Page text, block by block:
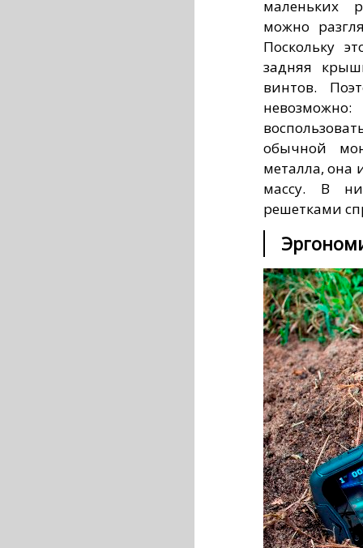
маленьких
можно
Поскольку
задняя
винтов.
обычной
металла, она
массу. В
решетками